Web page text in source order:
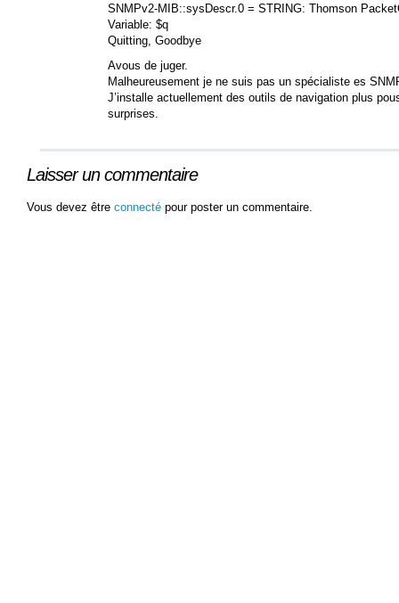
SNMPv2-MIB::sysDescr.0 = STRING: Thomson
Variable: $q
Quitting, Goodbye
Avous de juger.
Malheureusement je ne suis pas un spécialiste es
J’installe actuellement des outils de navigation plus
surprises.
Laisser un commentaire
Vous devez être connecté pour poster un commentaire.